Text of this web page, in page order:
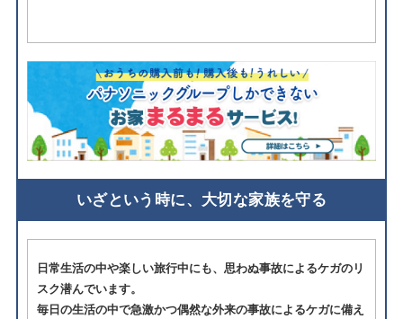
いざという時に、大切な家族を守る
日常生活の中や楽しい旅行中にも、思わぬ事故によるケガのリ
スク潜んでいます。
毎日の生活の中で急激かつ偶然な外来の事故によるケガに備え